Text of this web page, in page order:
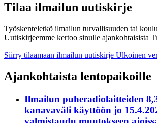
Tilaa ilmailun uutiskirje
Työskenteletkö ilmailun turvallisuuden tai
Uutiskirjeemme kertoo sinulle ajankohtaisista
Siirry tilaamaan ilmailun uutiskirje Ulkoinen
Ajankohtaista lentopaikoille
Ilmailun puheradiolaitteiden
kanavaväli käyttöön jo